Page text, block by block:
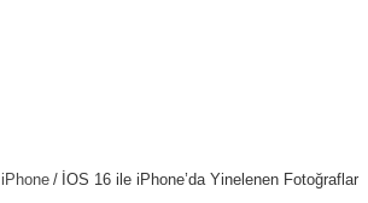
iPhone / İOS 16 ile iPhone’da Yinelenen Fotoğraflar